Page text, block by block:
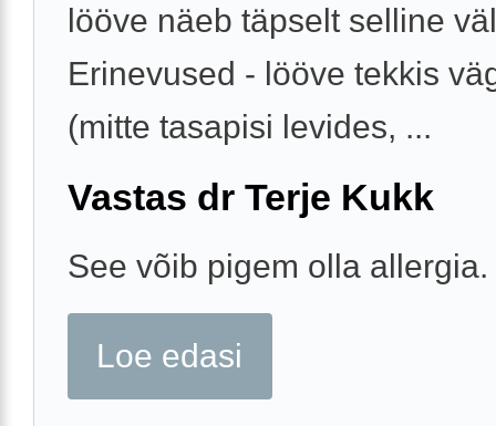
lööve näeb täpselt selline
Erinevused - lööve tekkis
(mitte tasapisi levides, ...
Vastas dr Terje Kukk
See võib pigem olla allergia.
Loe edasi